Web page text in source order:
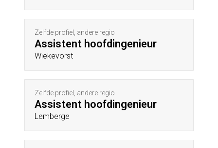
Zelfde profiel, andere regio
Assistent hoofdingenieur
Wiekevorst
Zelfde profiel, andere regio
Assistent hoofdingenieur
Lemberge